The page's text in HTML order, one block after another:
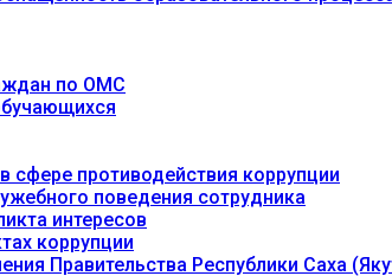
по ОМС
противодействия коррупции
поведения сотрудника
интересов
коррупции
Правительства Республики Саха